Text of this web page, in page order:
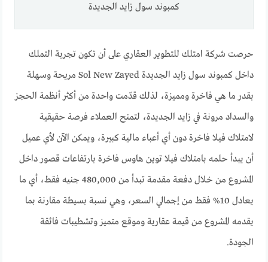
كمبوند سول زايد الجديدة
حرصت شركة امتلك للتطوير العقاري على أن تكون تجربة التملك
داخل كمبوند سول زايد الجديدة Sol New Zayed مريحة وسهلة
بقدر ما هي فاخرة ومميزة، لذلك قدّمت واحدة من أكثر أنظمة الحجز
والسداد مرونة في زايد الجديدة، لتمنح العملاء فرصة حقيقية
لامتلاك فيلا فاخرة دون أي أعباء مالية كبيرة، ويمكن الآن لأي عميل
أن يبدأ حلمه بامتلاك فيلا توين هاوس فاخرة بارتفاعات قصور داخل
المشروع من خلال دفعة مقدمة تبدأ من 480,000 جنيه فقط، أي ما
يعادل 10% فقط من إجمالي السعر، وهي نسبة بسيطة مقارنة بما
يقدمه المشروع من قيمة عقارية وموقع متميز وتشطيبات فائقة
الجودة.